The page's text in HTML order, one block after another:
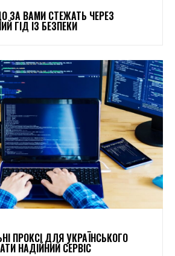
ЗА ВАМИ СТЕЖАТЬ ЧЕРЕЗ
ГІД ІЗ БЕЗПЕКИ
ПРОКСІ ДЛЯ УКРАЇНСЬКОГО
НАДІЙНИЙ СЕРВІС